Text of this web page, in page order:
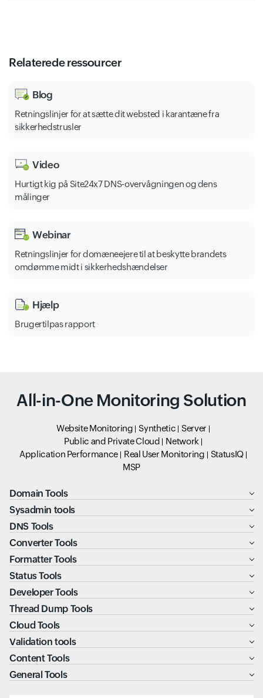
Relaterede ressourcer
Blog
Retningslinjer for at sætte dit websted i karantæne fra
sikkerhedstrusler
Video
Hurtigt kig på Site24x7 DNS-overvågningen og dens
målinger
Webinar
Retningslinjer for domæneejere til at beskytte brandets
omdømme midt i sikkerhedshændelser
Hjælp
Brugertilpas rapport
All-in-One Monitoring Solution
Website Monitoring Synthetic
Server
Public and Private Cloud
Network
Application Performance
Real User Monitoring
StatusIQ
MSP
Domain Tools
Sysadmin tools
DNS Tools
Converter Tools
Formatter Tools
Status Tools
Developer Tools
Thread Dump Tools
Cloud Tools
Validation tools
Content Tools
General Tools